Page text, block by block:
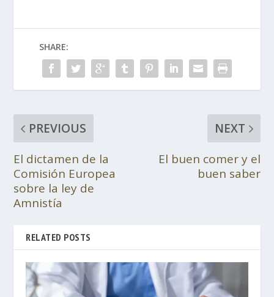
SHARE:
PREVIOUS
El dictamen de la
Comisión Europea
sobre la ley de
Amnistía
NEXT
El buen comer y el
buen saber
RELATED POSTS